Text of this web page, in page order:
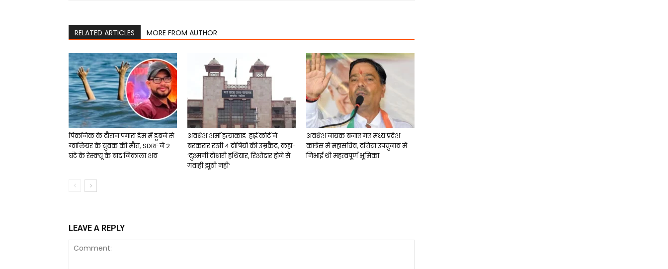
RELATED ARTICLES MORE FROM AUTHOR
पिकनिक के दौरान पगारा डेम में डूबने से
ग्वालियर के युवक की मौत, SDRF ने 2
घंटे के रेस्क्यू के बाद निकाला शव
अवधेश शर्मा हत्याकांड: हाई कोर्ट ने
बरकरार रखी 4 दोषियों की उम्रकैद, कहा-
‘दुश्मनी दोधारी हथियार, रिश्तेदार होने से
गवाही झूठी नहीं’
अवधेश नायक बनाए गए मध्य प्रदेश
कांग्रेस में महासचिव, दतिया उपचुनाव में
निभाई थी महत्वपूर्ण भूमिका
LEAVE A REPLY